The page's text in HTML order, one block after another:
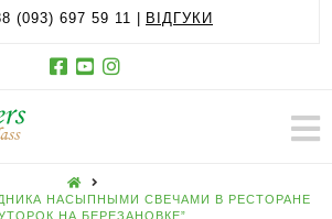
(093) 697 59 11 | ВІДГУКИ
HOME
НАСЫПНЫМИ СВЕЧАМИ В РЕСТОРАНЕ
НА БЕРЕЗАНОВКЕ”